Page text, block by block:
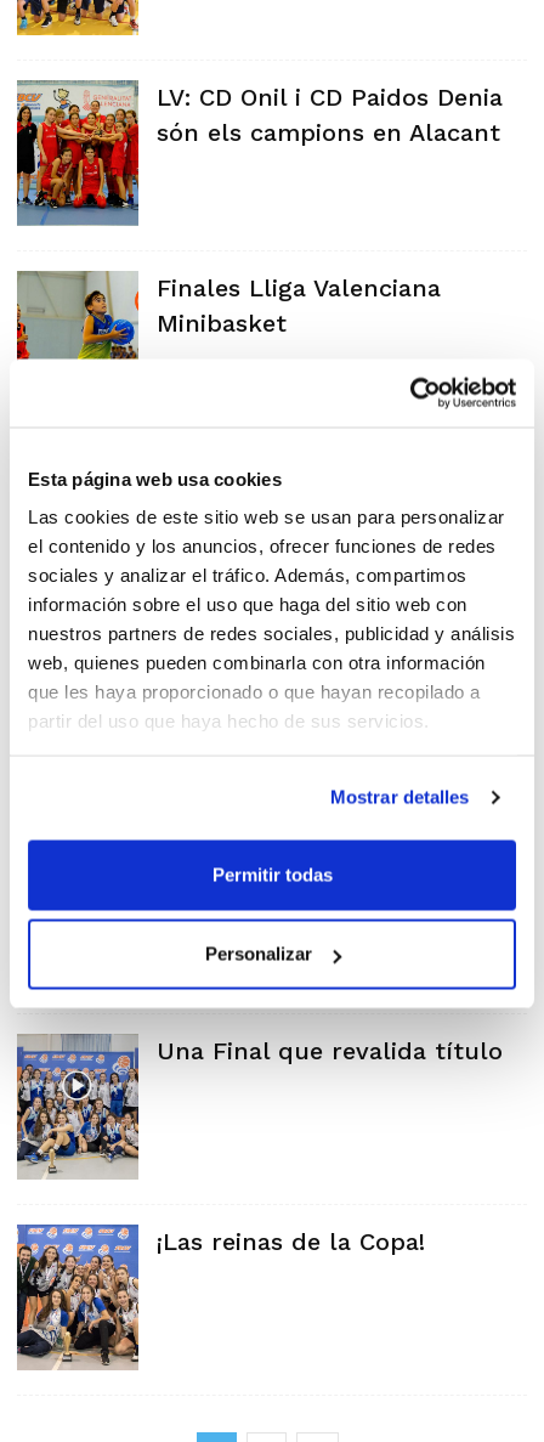
Esta página web usa cookies
Las cookies de este sitio web se usan para personalizar
el contenido y los anuncios, ofrecer funciones de redes
sociales y analizar el tráfico. Además, compartimos
información sobre el uso que haga del sitio web con
nuestros partners de redes sociales, publicidad y análisis
web, quienes pueden combinarla con otra información
que les haya proporcionado o que hayan recopilado a
partir del uso que haya hecho de sus servicios.
Mostrar detalles
Permitir todas
Personalizar
LV: CD Onil i CD Paidos Denia
són els campions en Alacant
Finales Lliga Valenciana
Minibasket
Àrbitres i entrenadors van
compartir la formació inicial
de la temporada
Edició Alacant: Els campions
Mini es queden a Denia
Lliga Valenciana: Finales Mini
Una Final que revalida título
¡Las reinas de la Copa!